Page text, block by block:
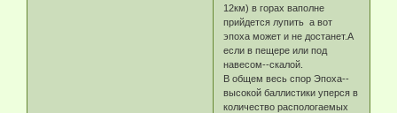
12км) в горах ваполне
прийдется лупить а вот
эпоха может и не достанет.А
если в пещере или под
навесом--скалой.
В общем весь спор Эпоха--
высокой баллистики уперся в
количество распологаемых